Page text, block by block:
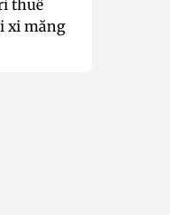
thuế
xi măng